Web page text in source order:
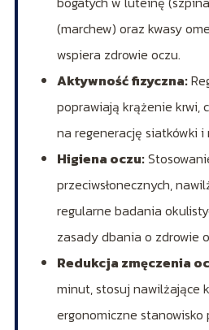
(marchew) oraz kwasy
wspiera zdrowie oczu.
Aktywność fizyczna:
poprawiają krążenie krwi,
na regenerację siatkówki i
Higiena oczu:
przeciwsłonecznych,
regularne badania
zasady dbania o zdrowie
Redukcja zmęczenia
minut, stosuj nawilżające
ergonomiczne stanowisko